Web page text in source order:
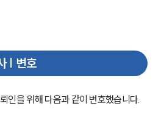
| 변호
인을 위해 다음과 같이 변호했습니다.